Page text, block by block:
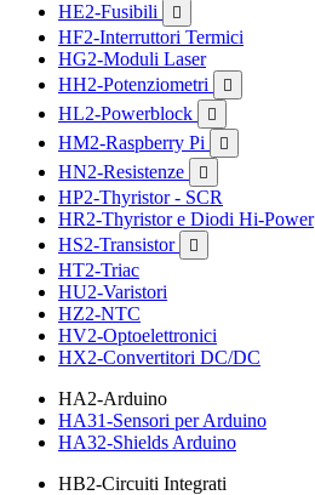
HE2-Fusibili 
HF2-Interruttori Termici
HG2-Moduli Laser
HH2-Potenziometri

HL2-Powerblock 
HM2-Raspberry Pi 
HN2-Resistenze 
HP2-Thyristor - SCR
HR2-Thyristor e Diodi Hi-Power
HS2-Transistor

HT2-Triac
HU2-Varistori
HZ2-NTC
HV2-Optoelettronici
HX2-Convertitori DC/DC
HA2-Arduino
HA31-Sensori per Arduino
HA32-Shields Arduino
HB2-Circuiti Integrati